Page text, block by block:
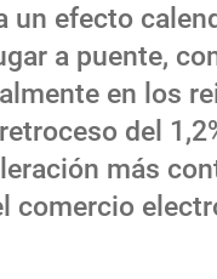
efecto
a puente,
en los
del
más
comercio